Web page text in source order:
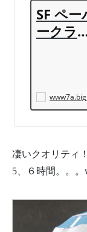
SF ペー
ークラ
凄いクオリティ
5、６時間。。。